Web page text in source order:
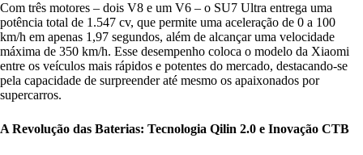
Com três motores – dois V8 e um V6 – o SU7 Ultra entrega uma
potência total de 1.547 cv, que permite uma aceleração de 0 a 100
km/h em apenas 1,97 segundos, além de alcançar uma velocidade
máxima de 350 km/h. Esse desempenho coloca o modelo da Xiaomi
entre os veículos mais rápidos e potentes do mercado, destacando-se
pela capacidade de surpreender até mesmo os apaixonados por
supercarros.
A Revolução das Baterias: Tecnologia Qilin 2.0 e Inovação CTB